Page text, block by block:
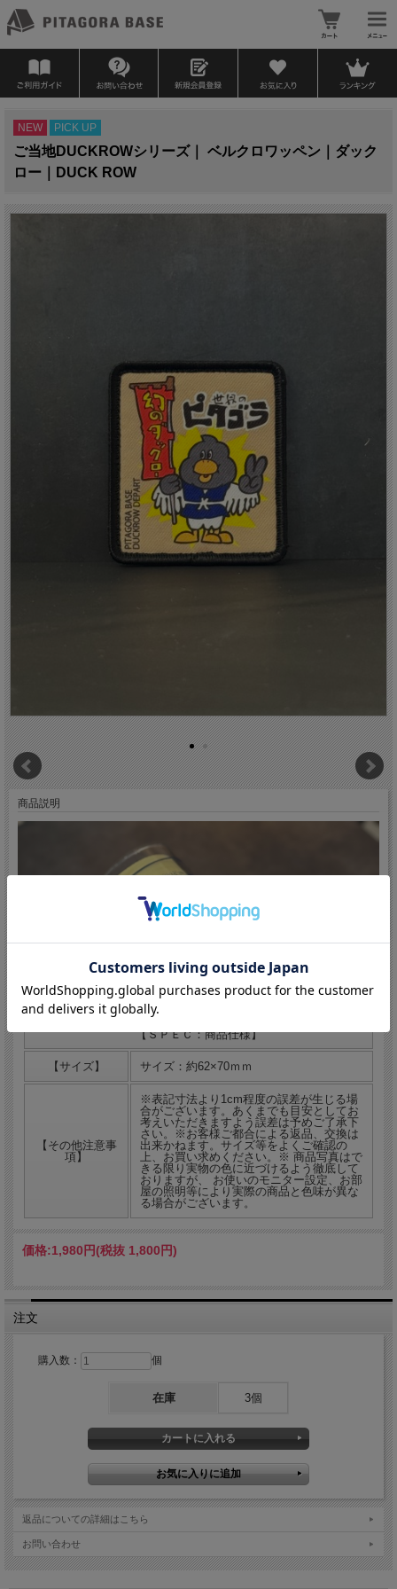
NEW PICK UP
ご当地DUCKROWシリーズ｜ ベルクロワッペン｜ダック
ロー｜DUCK ROW
商品説明
Bamboo Pitagora Market vol.2 に合わせて、ご当地ダックローが登場しました！愛
当地を代表する名物をオマージュして、幻のダックローが誕生したとかしないと
か。（←ピタゴラ店主の勝手な妄想です。）
そして今回、幻のダックロー商品がが3種、数量限定生産となりました。どのアイ
テムも次回生産予定はございません。
２種類目はダクデパでも定番のベルクロワッペンです。ワッペン裏はベルクロのオ
▼ 商品説明の続きを見る ▼
【ＳＰＥＣ：商品仕様】
【サイズ】 サイズ：約62×70ｍｍ
【その他注意事
項】
※表記寸法より1cm程度の誤差が生じる場
合がございます。あくまでも目安としてお
考えいただきますよう誤差は予めご了承下
さい。※お客様ご都合による返品、交換は
出来かねます。サイズ等をよくご確認の
上、お買い求めください。※ 商品写真はで
きる限り実物の色に近づけるよう徹底して
おりますが、 お使いのモニター設定、お部
屋の照明等により実際の商品と色味が異な
る場合がございます。
価格:1,980円(税抜 1,800円)
注文
購入数： 個
在庫 3個
返品についての詳細はこちら
お問い合わせ